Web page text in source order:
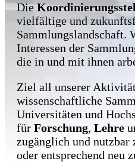
Die
vielfältige und
Sammlungslandschaft.
Interessen der
die in und mit ihnen
Ziel all unserer
wissenschaftliche
Universitäten und
für Forschung, Lehre
zugänglich und nutzbar
oder entsprechend neu